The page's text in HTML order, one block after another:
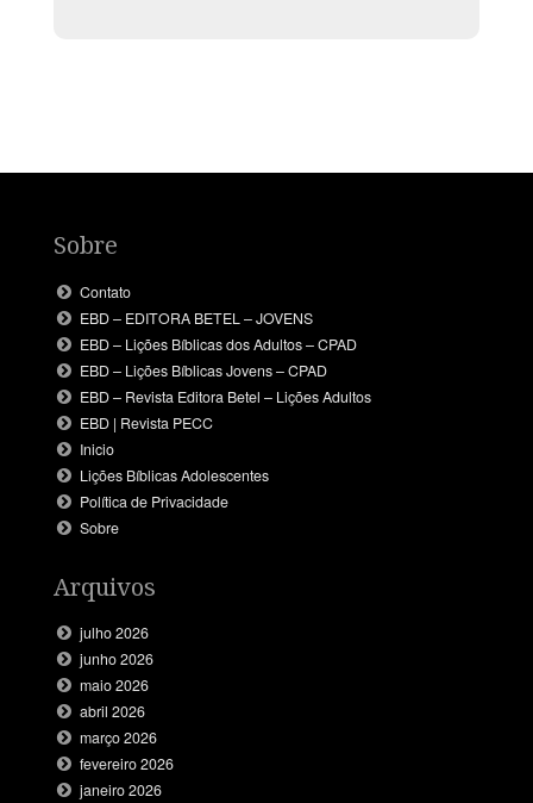
Sobre
Contato
EBD – EDITORA BETEL – JOVENS
EBD – Lições Bíblicas dos Adultos – CPAD
EBD – Lições Bíblicas Jovens – CPAD
EBD – Revista Editora Betel – Lições Adultos
EBD | Revista PECC
Inicio
Lições Bíblicas Adolescentes
Política de Privacidade
Sobre
Arquivos
julho 2026
junho 2026
maio 2026
abril 2026
março 2026
fevereiro 2026
janeiro 2026